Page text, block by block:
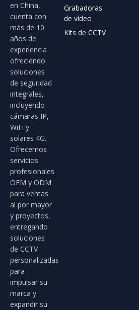
en China,
cuenta con
más de 10
años de
experiencia
ofreciendo
soluciones
de seguridad
integrales,
incluyendo
cámaras IP,
WiFi y
solares 4G.
Ofrecemos
servicios
profesionales
OEM y ODM
para ventas
al por mayor
y proyectos,
entregando
soluciones
de CCTV
personalizadas
para
impulsar su
marca y
expandir su
Grabadoras
de vídeo
Kits de CCTV